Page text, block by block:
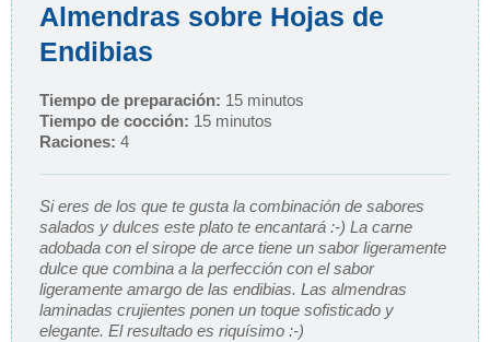
Almendras sobre Hojas de
Endibias
Tiempo de preparación: 15 minutos
Tiempo de cocción: 15 minutos
Raciones: 4
Si eres de los que te gusta la combinación de sabores
salados y dulces este plato te encantará :-) La carne
adobada con el sirope de arce tiene un sabor ligeramente
dulce que combina a la perfección con el sabor
ligeramente amargo de las endibias. Las almendras
laminadas crujientes ponen un toque sofisticado y
elegante. El resultado es riquísimo :-)